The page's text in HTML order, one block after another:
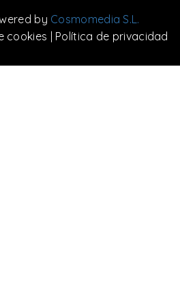
by Cosmomedia S.L.
cookies | Política de privacidad